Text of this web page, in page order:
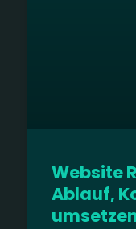
Website
Ablauf,